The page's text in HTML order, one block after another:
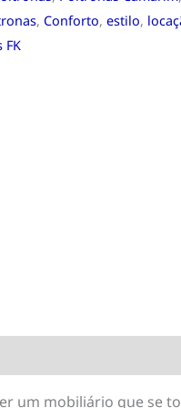
, Conforto, estilo,
FK
um mobiliário que se